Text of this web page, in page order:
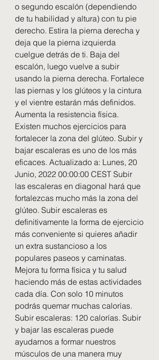
o segundo escalón (dependiendo
de tu habilidad y altura) con tu pie
derecho. Estira la pierna derecha y
deja que la pierna izquierda
cuelgue detrás de ti. Baja del
escalón, luego vuelve a subir
usando la pierna derecha. Fortalece
las piernas y los glúteos y la cintura
y el vientre estarán más definidos.
Aumenta la resistencia física.
Existen muchos ejercicios para
fortalecer la zona del glúteo. Subir y
bajar escaleras es uno de los más
eficaces. Actualizado a: Lunes, 20
Junio, 2022 00:00:00 CEST Subir
las escaleras en diagonal hará que
fortalezcas mucho más la zona del
glúteo. Subir escaleras es
definitivamente la forma de ejercicio
más conveniente si quieres añadir
un extra sustancioso a los
populares paseos y caminatas.
Mejora tu forma física y tu salud
haciendo más de estas actividades
cada día. Con solo 10 minutos
podrás quemar muchas calorías.
Subir escaleras: 120 calorías. Subir
y bajar las escaleras puede
ayudarnos a formar nuestros
músculos de una manera muy